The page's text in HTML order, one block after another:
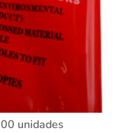
unidades